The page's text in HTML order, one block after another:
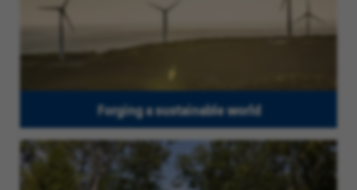
Forging a sustainable world